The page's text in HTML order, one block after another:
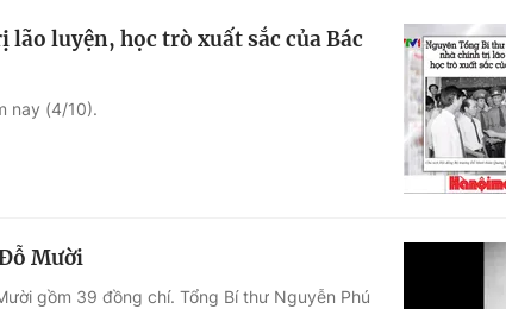
luyện, học trò xuất sắc của Bác
nay (4/10).
Mười
gồm 39 đồng chí. Tổng Bí thư Nguyễn Phú